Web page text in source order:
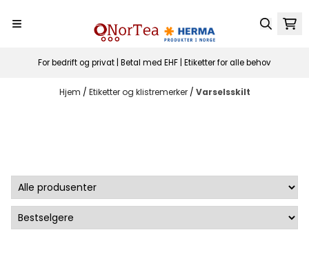
For bedrift og privat | Betal med EHF | Etiketter for alle behov
Hjem / Etiketter og klistremerker / Varselsskilt